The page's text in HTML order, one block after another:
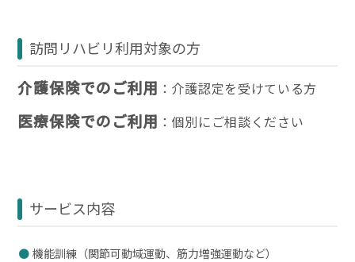
訪問リハビリ利用対象の方
介護保険でのご利用 ：介護認定を受けている方
医療保険でのご利用 ：個別にご相談ください
サービス内容
機能訓練（関節可動域運動、筋力増強運動など）